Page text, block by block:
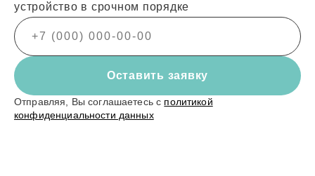
устройство в срочном порядке
Оставить заявку
Отправляя, Вы соглашаетесь с политикой
конфиденциальности данных